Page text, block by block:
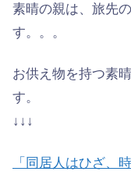
素晴の親は、旅先
す。。。
お供え物を持つ素
す。
↓↓↓
「同居人はひざ、